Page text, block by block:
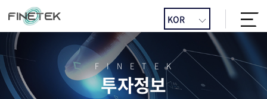
FINETEK
투자정보